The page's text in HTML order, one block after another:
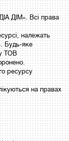
ДІМ». Всі права
належать
Будь-яке
ТОВ
ресурсу
на правах